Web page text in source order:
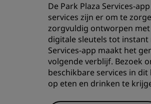
De Park Plaza Services-
services zijn er om te
zorgvuldig ontworpen met
digitale sleutels tot instant
Services-app maakt het
volgende verblijf. Bezoek
beschikbare services in
op eten en drinken te